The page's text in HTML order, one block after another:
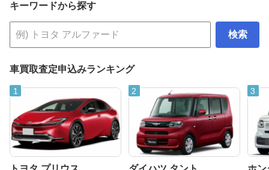
キーワードから探す
検索
車買取査定申込みランキング